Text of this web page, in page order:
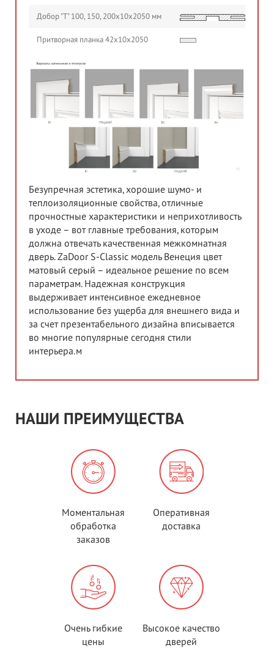
Добор "Т" 100, 150, 200х10х2050 мм
Притворная планка 42х10х2050
Безупречная эстетика, хорошие шумо- и
теплоизоляционные свойства, отличные
прочностные характеристики и неприхотливость
в уходе – вот главные требования, которым
должна отвечать качественная межкомнатная
дверь. ZaDoor S-Classic модель Венеция цвет
матовый серый – идеальное решение по всем
параметрам. Надежная конструкция
выдерживает интенсивное ежедневное
использование без ущерба для внешнего вида и
за счет презентабельного дизайна вписывается
во многие популярные сегодня стили
интерьера.м
НАШИ ПРЕИМУЩЕСТВА
Моментальная
обработка
заказов
Оперативная
доставка
Очень гибкие
цены
Высокое качество
дверей